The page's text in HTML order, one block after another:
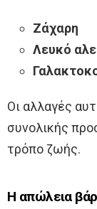
Ζάχαρη
Λευκό
Οι αλλαγές
συνολικής
τρόπο ζωής.
Η απώλεια